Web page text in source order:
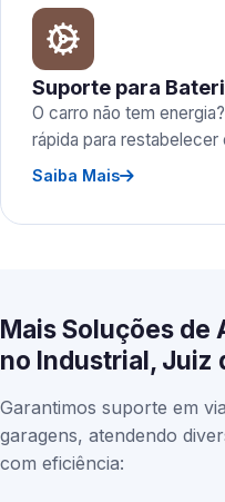
Suporte para
O carro não tem
rápida para restabelecer
Saiba Mais
Mais Soluções de
no Industrial, Juiz
Garantimos suporte em
garagens, atendendo
com eficiência: